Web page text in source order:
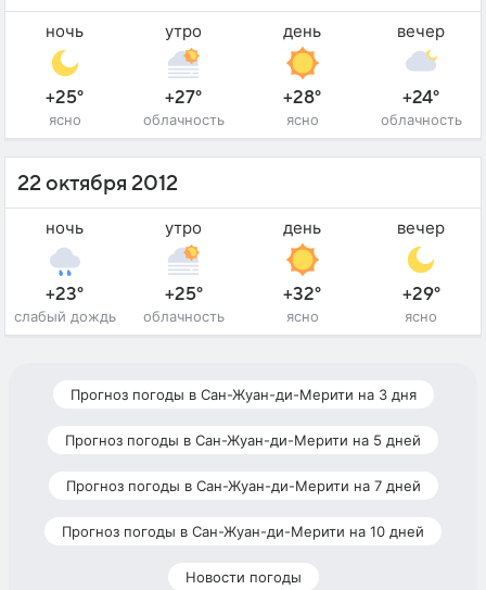
ночь
+25°
ясно
утро
+27°
облачность
день
+28°
ясно
вечер
+24°
облачность
22 октября 2012
ночь
+23°
слабый дождь
утро
+25°
облачность
день
+32°
ясно
вечер
+29°
ясно
Прогноз погоды в Сан-Жуан-ди-Мерити на 3 дня
Прогноз погоды в Сан-Жуан-ди-Мерити на 5 дней
Прогноз погоды в Сан-Жуан-ди-Мерити на 7 дней
Прогноз погоды в Сан-Жуан-ди-Мерити на 10 дней
Новости погоды